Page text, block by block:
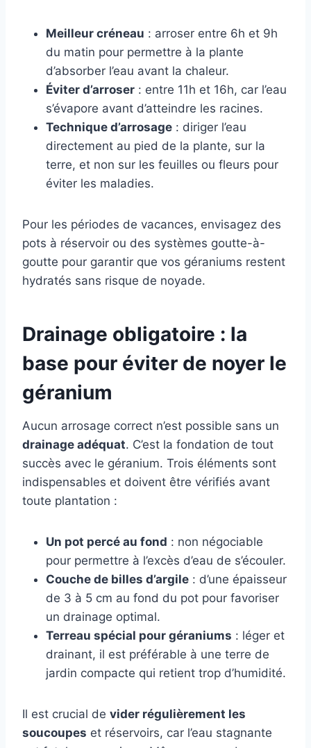
Meilleur créneau : arroser entre 6h et 9h
du matin pour permettre à la plante
d’absorber l’eau avant la chaleur.
Éviter d’arroser : entre 11h et 16h, car l’eau
s’évapore avant d’atteindre les racines.
Technique d’arrosage : diriger l’eau
directement au pied de la plante, sur la
terre, et non sur les feuilles ou fleurs pour
éviter les maladies.
Pour les périodes de vacances, envisagez des
pots à réservoir ou des systèmes goutte-à-
goutte pour garantir que vos géraniums restent
hydratés sans risque de noyade.
Drainage obligatoire : la
base pour éviter de noyer le
géranium
Aucun arrosage correct n’est possible sans un
drainage adéquat. C’est la fondation de tout
succès avec le géranium. Trois éléments sont
indispensables et doivent être vérifiés avant
toute plantation :
Un pot percé au fond : non négociable
pour permettre à l’excès d’eau de s’écouler.
Couche de billes d’argile : d’une épaisseur
de 3 à 5 cm au fond du pot pour favoriser
un drainage optimal.
Terreau spécial pour géraniums : léger et
drainant, il est préférable à une terre de
jardin compacte qui retient trop d’humidité.
Il est crucial de vider régulièrement les
soucoupes et réservoirs, car l’eau stagnante